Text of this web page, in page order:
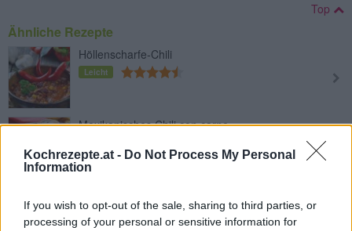
Kochrezepte.at - Do Not Process My Personal
Information
If you wish to opt-out of the sale, sharing to third parties, or
processing of your personal or sensitive information for
Top
Ähnliche Rezepte
Höllenscharfe-Chili
Leicht
Mexikanisches Chili con carne
Leicht